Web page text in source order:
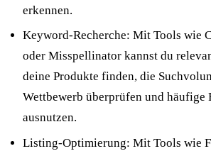
erkennen.
Keyword-Recherche: Mit Tools wie
oder Misspellinator kannst du
deine Produkte finden, die
Wettbewerb überprüfen und häufige
ausnutzen.
Listing-Optimierung: Mit Tools wie